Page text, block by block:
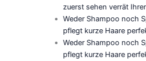
zuerst sehen verrät
Weder Shampoo noch
pflegt kurze Haare
Weder Shampoo noch
pflegt kurze Haare